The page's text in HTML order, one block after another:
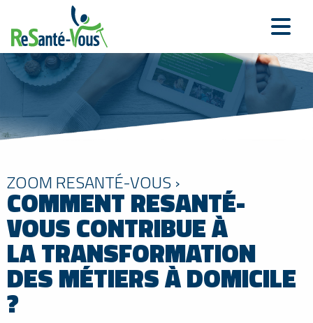
ZOOM RESANTÉ-VOUS ›
COMMENT RESANTÉ-
VOUS CONTRIBUE À
LA TRANSFORMATION
DES MÉTIERS À DOMICILE
?